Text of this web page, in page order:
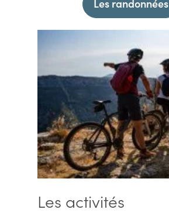
Les randonnées
Les activités